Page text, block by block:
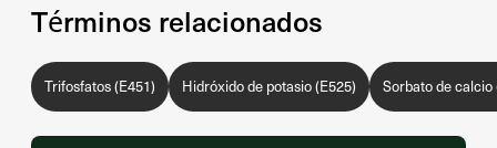
Términos relacionados
Trifosfatos (E451) Hidróxido de potasio (E525) Sorbato de calcio